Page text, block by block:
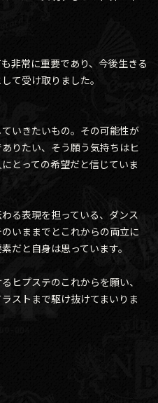
非常に重要であり、今後生きる
て受け取りました。
いきたいもの。その可能性が
りたい、そう願う気持ちはヒ
とっての希望だと信じていま
る表現を担っている、ダンス
いままでとこれからの両立に
だと自身は思っています。
ヒプステのこれからを願い、
ストまで駆け抜けてまいりま